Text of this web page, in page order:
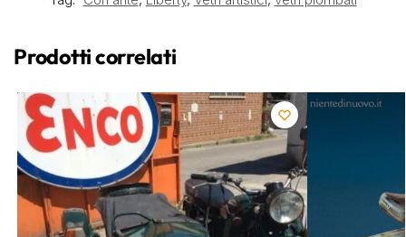
Prodotti correlati